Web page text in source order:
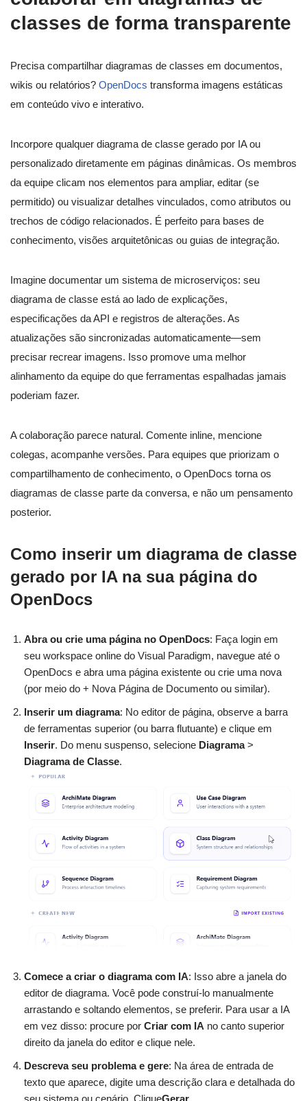
classes de forma transparente
Precisa compartilhar diagramas de classes em documentos,
wikis ou relatórios? OpenDocs transforma imagens estáticas
em conteúdo vivo e interativo.
Incorpore qualquer diagrama de classe gerado por IA ou
personalizado diretamente em páginas dinâmicas. Os membros
da equipe clicam nos elementos para ampliar, editar (se
permitido) ou visualizar detalhes vinculados, como atributos ou
trechos de código relacionados. É perfeito para bases de
conhecimento, visões arquitetônicas ou guias de integração.
Imagine documentar um sistema de microserviços: seu
diagrama de classe está ao lado de explicações,
especificações da API e registros de alterações. As
atualizações são sincronizadas automaticamente—sem
precisar recrear imagens. Isso promove uma melhor
alinhamento da equipe do que ferramentas espalhadas jamais
poderiam fazer.
A colaboração parece natural. Comente inline, mencione
colegas, acompanhe versões. Para equipes que priorizam o
compartilhamento de conhecimento, o OpenDocs torna os
diagramas de classe parte da conversa, e não um pensamento
posterior.
Como inserir um diagrama de classe
gerado por IA na sua página do
OpenDocs
Abra ou crie uma página no OpenDocs: Faça login em
seu workspace online do Visual Paradigm, navegue até o
OpenDocs e abra uma página existente ou crie uma nova
(por meio do + Nova Página de Documento ou similar).
Inserir um diagrama: No editor de página, observe a barra
de ferramentas superior (ou barra flutuante) e clique em
Inserir. Do menu suspenso, selecione Diagrama>
Diagrama de Classe.
Comece a criar o diagrama com IA: Isso abre a janela do
editor de diagrama. Você pode construí-lo manualmente
arrastando e soltando elementos, se preferir. Para usar a IA
em vez disso: procure por Criar com IA no canto superior
direito da janela do editor e clique nele.
Descreva seu problema e gere: Na área de entrada de
texto que aparece, digite uma descrição clara e detalhada do